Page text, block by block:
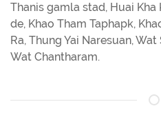
Thanis gamla stad, Huai
de, Khao Tham Taphapk,
Ra, Thung Yai Naresuan,
Wat Chantharam.